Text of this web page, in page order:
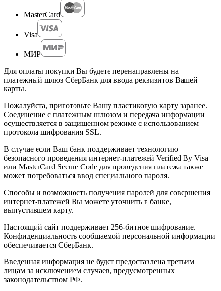
MasterCard
Visa
МИР
Для оплаты покупки Вы будете перенаправлены на
платежный шлюз СберБанк для ввода реквизитов Вашей
карты.
Пожалуйста, приготовьте Вашу пластиковую карту заранее.
Соединение с платежным шлюзом и передача информации
осуществляется в защищенном режиме с использованием
протокола шифрования SSL.
В случае если Ваш банк поддерживает технологию
безопасного проведения интернет-платежей Verified By Visa
или MasterCard Secure Code для проведения платежа также
может потребоваться ввод специального пароля.
Способы и возможность получения паролей для совершения
интернет-платежей Вы можете уточнить в банке,
выпустившем карту.
Настоящий сайт поддерживает 256-битное шифрование.
Конфиденциальность сообщаемой персональной информации
обеспечивается СберБанк.
Введенная информация не будет предоставлена третьим
лицам за исключением случаев, предусмотренных
законодательством РФ.